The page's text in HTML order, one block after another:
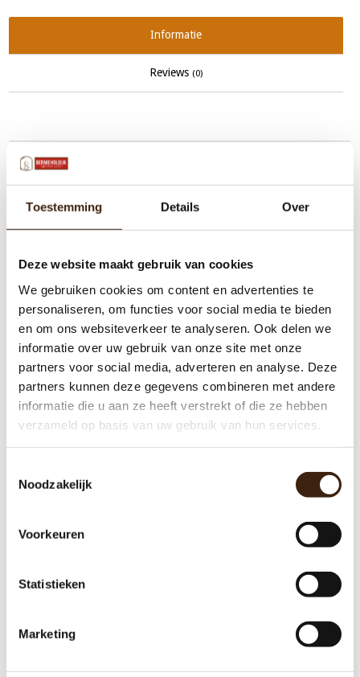
Toestemming Details Over
Deze website maakt gebruik van cookies
We gebruiken cookies om content en advertenties te
personaliseren, om functies voor social media te bieden
en om ons websiteverkeer te analyseren. Ook delen we
informatie over uw gebruik van onze site met onze
partners voor social media, adverteren en analyse. Deze
partners kunnen deze gegevens combineren met andere
informatie die u aan ze heeft verstrekt of die ze hebben
verzameld op basis van uw gebruik van hun services.
Noodzakelijk
Voorkeuren
Statistieken
Marketing
Informatie
Reviews (0)